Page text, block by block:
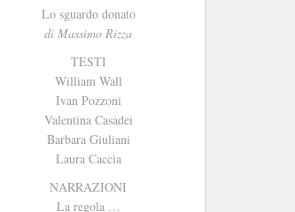
Lo sguardo donato
di Massimo Rizza
TESTI
William Wall
Ivan Pozzoni
Valentina Casadei
Barbara Giuliani
Laura Caccia
NARRAZIONI
La regola …